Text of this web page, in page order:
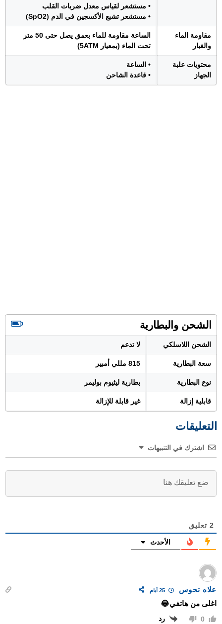
• مستشعر لقياس معدل ضربات القلب
• مستشعر تشبع الأكسجين في الدم (SpO2)
مقاومة الماء
والغبار
الساعة مقاومة للماء بعمق يصل حتى 50 متر
تحت الماء (بمعيار 5ATM)
محتويات علبة
الجهاز
• الساعة
• قاعدة الشاحن
الشحن والبطارية
الشحن اللاسلكي لا تدعم
سعة البطارية 815 مللي أمبير
نوع البطارية بطارية ليثيوم بوليمر
قابلية إزالة غير قابلة للإزالة
التعليقات
اشترك في التنبيهات
2 تعليق
الأحدث
علاه تحوس
اغلى من هاتفي😂
0 رد